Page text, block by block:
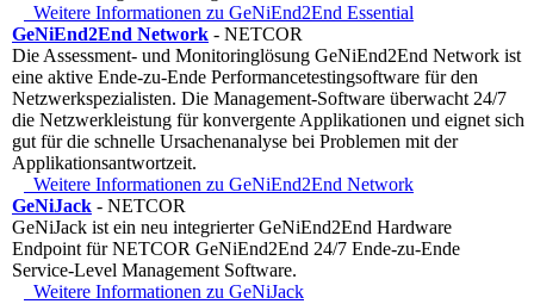
Weitere Informationen zu GeNiEnd2End Essential
GeNiEnd2End Network - NETCOR
Die Assessment- und Monitoringlösung GeNiEnd2End Network ist
eine aktive Ende-zu-Ende Performancetestingsoftware für den
Netzwerkspezialisten. Die Management-Software überwacht 24/7
die Netzwerkleistung für konvergente Applikationen und eignet sich
gut für die schnelle Ursachenanalyse bei Problemen mit der
Applikationsantwortzeit.
Weitere Informationen zu GeNiEnd2End Network
GeNiJack - NETCOR
GeNiJack ist ein neu integrierter GeNiEnd2End Hardware
Endpoint für NETCOR GeNiEnd2End 24/7 Ende-zu-Ende
Service-Level Management Software.
Weitere Informationen zu GeNiJack